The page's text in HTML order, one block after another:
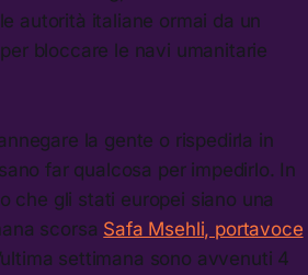
autorità italiane ormai da un
bloccare le navi umanitarie
la gente o rispedirla in
far qualcosa per impedirlo. In
che gli stati europei siano una
scorsa Safa Msehli, portavoce
settimana sono avvenuti 4